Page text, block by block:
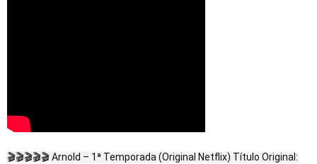
🎬🎬🎬🎬🎬 Arnold – 1ª Temporada (Original Netflix) Título Original: